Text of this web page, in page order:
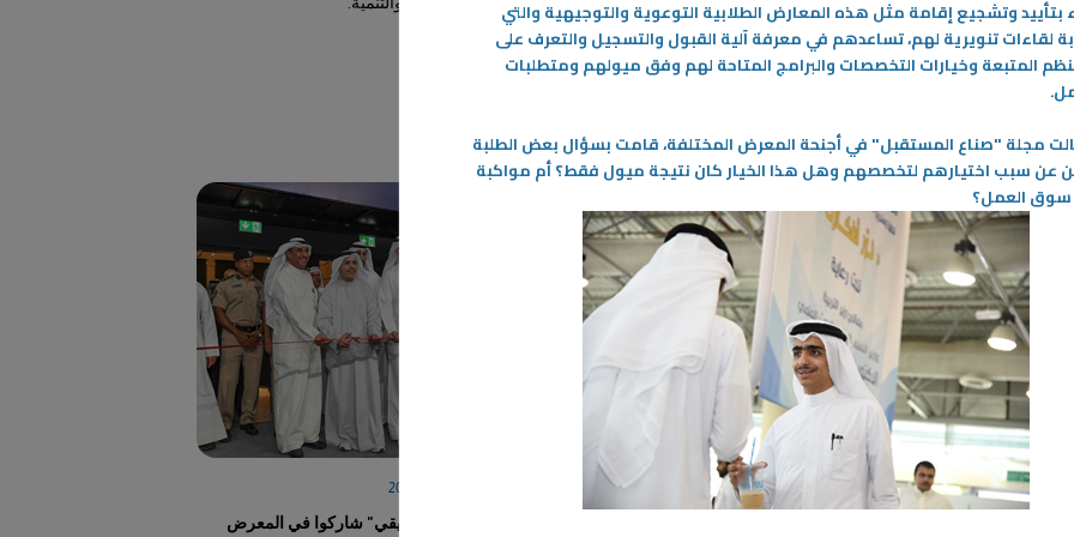
والعادات والتقاليد الجميلة، كالعبادات
والطاعات والتواصل وصلة الرحم
-
28‏/12‏/2023
أبناء "التطبيقي" شاركوا في المعرض
بتأييد وتشجيع إقامة مثل هذه المعارض الطلابية التوعوية والتوجيهية والتي
لقاءات تنويرية لهم، تساعدهم في معرفة آلية القبول والتسجيل والتعرف على
المتبعة وخيارات التخصصات والبرامج المتاحة لهم وفق ميولهم ومتطلبات
.
مجلة "صناع المستقبل" في أجنحة المعرض المختلفة، قامت بسؤال بعض الطلبة
عن سبب اختيارهم لتخصصهم وهل هذا الخيار كان نتيجة ميول فقط؟ أم مواكبة
سوق العمل؟